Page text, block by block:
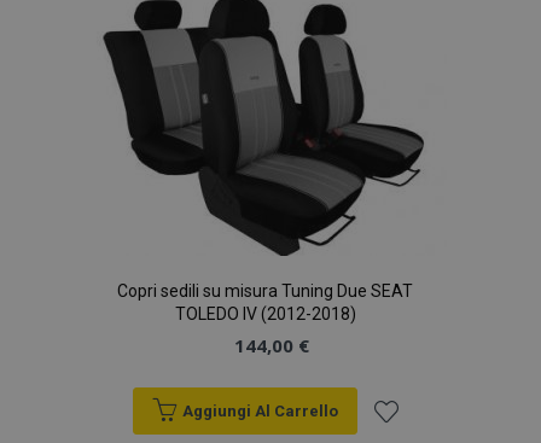
Copri sedili su misura Tuning Due SEAT
TOLEDO IV (2012-2018)
144,00 €
Aggiungi Al Carrello